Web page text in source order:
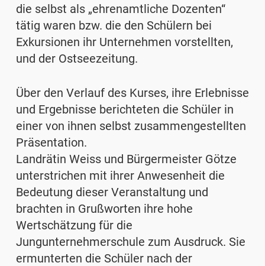
die selbst als „ehrenamtliche Dozenten“
tätig waren bzw. die den Schülern bei
Exkursionen ihr Unternehmen vorstellten,
und der Ostseezeitung.
Über den Verlauf des Kurses, ihre Erlebnisse
und Ergebnisse berichteten die Schüler in
einer von ihnen selbst zusammengestellten
Präsentation.
Landrätin Weiss und Bürgermeister Götze
unterstrichen mit ihrer Anwesenheit die
Bedeutung dieser Veranstaltung und
brachten in Grußworten ihre hohe
Wertschätzung für die
Jungunternehmerschule zum Ausdruck. Sie
ermunterten die Schüler nach der